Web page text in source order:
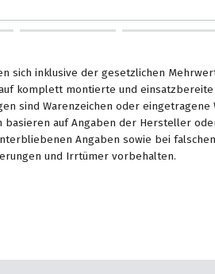
sich inklusive der gesetzlichen
komplett montierte und
sind Warenzeichen oder
basieren auf Angaben der Hersteller
Angaben sowie bei
und Irrtümer vorbehalten.